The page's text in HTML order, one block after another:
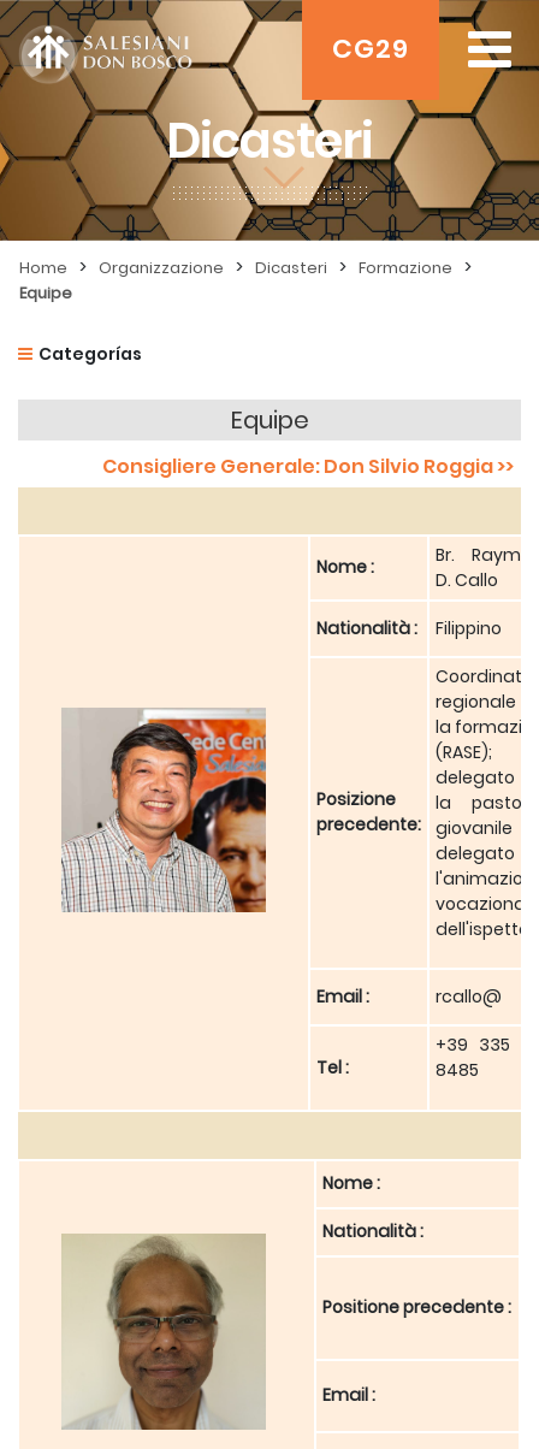
CG29
Dicasteri
Home > Organizzazione > Dicasteri > Formazione >
Equipe
Categorías
Equipe
Consigliere Generale: Don Silvio Roggia >>
Nome :
Br.
D. Callo
Nationalità :
Filippino
Posizione
precedente:
regionale
la
(RASE);
delegato
la
giovanile
delegato
vocazionale
Email : rcallo@
Tel :
+39 335
8485
Nome :
Nationalità :
Positione precedente :
Email :